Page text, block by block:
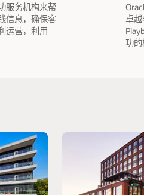
服务机构来帮
信息，确保客
运营，利用
卓
功的